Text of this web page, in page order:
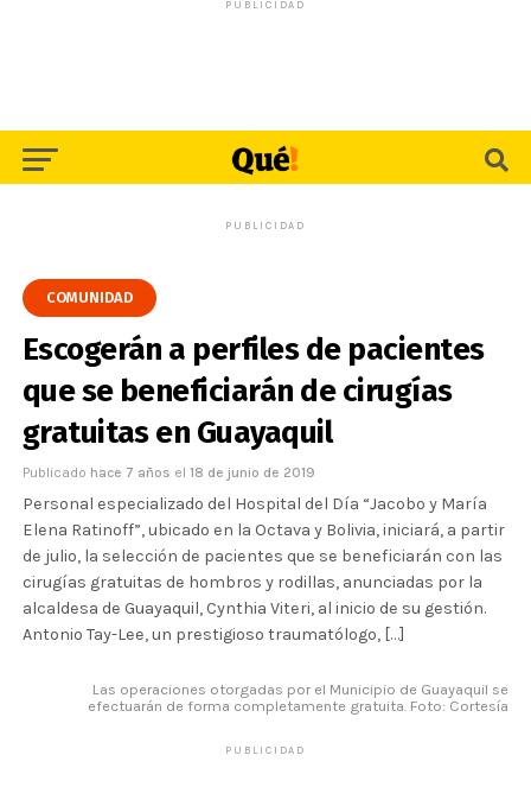
PUBLICIDAD
PUBLICIDAD
COMUNIDAD
Escogerán a perfiles de pacientes
que se beneficiarán de cirugías
gratuitas en Guayaquil
Publicado hace 7 años el 18 de junio de 2019
Personal especializado del Hospital del Día “Jacobo y María
Elena Ratinoff”, ubicado en la Octava y Bolivia, iniciará, a partir
de julio, la selección de pacientes que se beneficiarán con las
cirugías gratuitas de hombros y rodillas, anunciadas por la
alcaldesa de Guayaquil, Cynthia Viteri, al inicio de su gestión.
Antonio Tay-Lee, un prestigioso traumatólogo, […]
Las operaciones otorgadas por el Municipio de Guayaquil se
efectuarán de forma completamente gratuita. Foto: Cortesía
PUBLICIDAD